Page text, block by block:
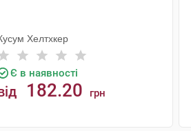
Хелтхкер
Є в наявності
182.20 грн